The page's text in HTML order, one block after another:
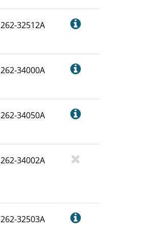
262-32512A
262-34000A
262-34050A
262-34002A
262-32503A